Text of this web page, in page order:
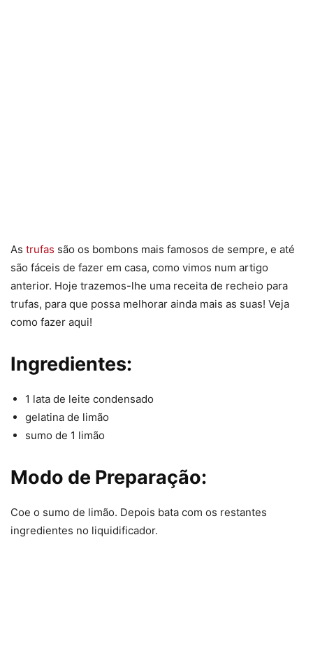
As trufas são os bombons mais famosos de sempre, e até
são fáceis de fazer em casa, como vimos num artigo
anterior. Hoje trazemos-lhe uma receita de recheio para
trufas, para que possa melhorar ainda mais as suas! Veja
como fazer aqui!
Ingredientes:
1 lata de leite condensado
gelatina de limão
sumo de 1 limão
Modo de Preparação:
Coe o sumo de limão. Depois bata com os restantes
ingredientes no liquidificador.